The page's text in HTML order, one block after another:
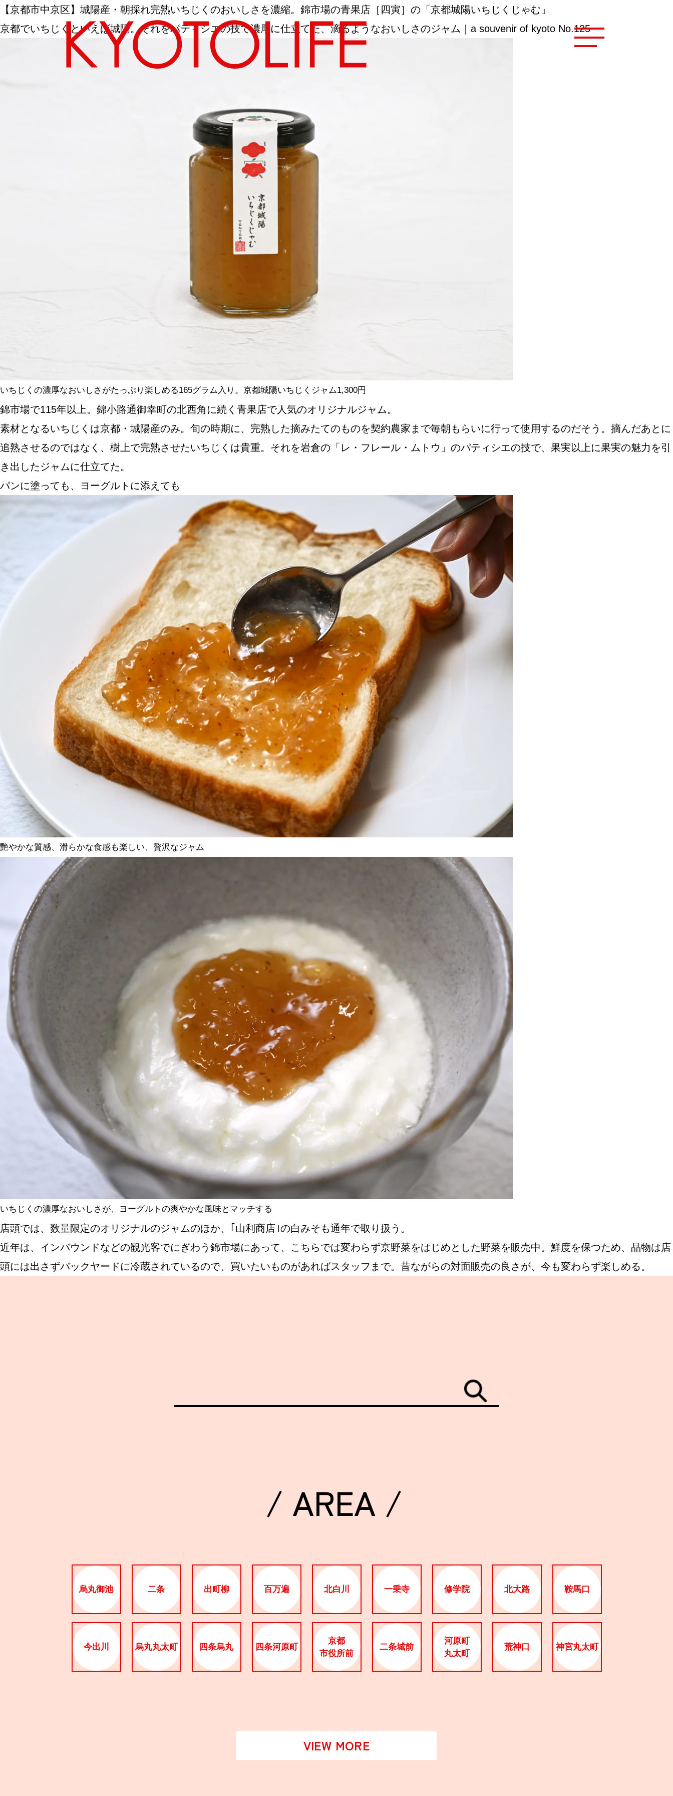
京都おやつクラブ
私と店のはなし
今月の京みやげ
京都の書店
誠光社で選びました。おすすめの本
紹介します。おすすめのイベント
ABOUT US Instagram
チケットプレゼント応募
【京都市中京区】城陽産・朝採れ完熟いちじくのおいしさを濃縮。錦市場の青果店［四寅］の「京都城陽いちじくじゃむ」
京都でいちじくといえば城陽。それをパティシエの技で濃厚に仕立てた、滴るようなおいしさのジャム｜a souvenir of kyoto No.125
いちじくの濃厚なおいしさがたっぷり楽しめる165グラム入り。京都城陽いちじくジャム1,300円
錦市場で115年以上。錦小路通御幸町の北西角に続く青果店で人気のオリジナルジャム。
素材となるいちじくは京都・城陽産のみ。旬の時期に、完熟した摘みたてのものを契約農家まで毎朝もらいに行って使用するのだそう。摘んだあとに
追熟させるのではなく、樹上で完熟させたいちじくは貴重。それを岩倉の「レ・フレール・ムトウ」のパティシエの技で、果実以上に果実の魅力を引
き出したジャムに仕立てた。
パンに塗っても、ヨーグルトに添えても
艷やかな質感、滑らかな食感も楽しい、贅沢なジャム
いちじくの濃厚なおいしさが、ヨーグルトの爽やかな風味とマッチする
店頭では、数量限定のオリジナルのジャムのほか、｢山利商店｣の白みそも通年で取り扱う。
近年は、インバウンドなどの観光客でにぎわう錦市場にあって、こちらでは変わらず京野菜をはじめとした野菜を販売中。鮮度を保つため、品物は店
頭には出さずバックヤードに冷蔵されているので、買いたいものがあればスタッフまで。昔ながらの対面販売の良さが、今も変わらず楽しめる。
/ AREA /
烏丸御池 二条 出町柳 百万遍 北白川 一乗寺 修学院 北大路 鞍馬口
今出川 烏丸丸太町 四条烏丸 四条河原町
京都
市役所前
二条城前
河原町
丸太町
荒神口 神宮丸太町
VIEW MORE